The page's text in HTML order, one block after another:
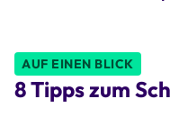
AUF EINEN BLICK
8 Tipps zum